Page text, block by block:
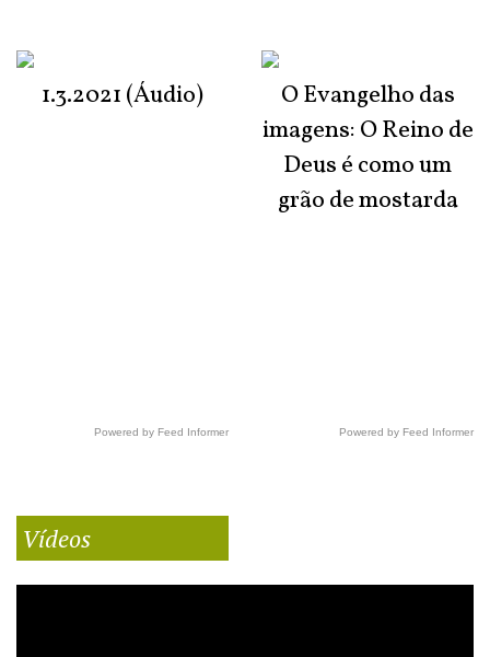
1.3.2021 (Áudio)
Powered by Feed Informer
O Evangelho das
imagens: O Reino de
Deus é como um
grão de mostarda
Powered by Feed Informer
Vídeos